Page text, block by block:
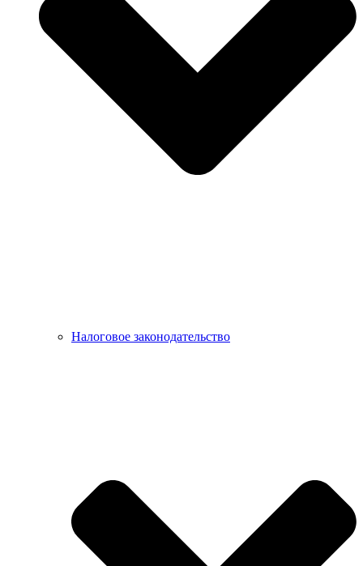
Налоговое законодательство